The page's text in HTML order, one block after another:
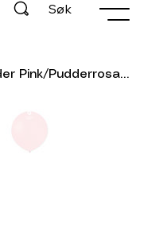
Søk
107 Gemar lateksballonger Powder Pink/Pudderrosa 48cm -25stk